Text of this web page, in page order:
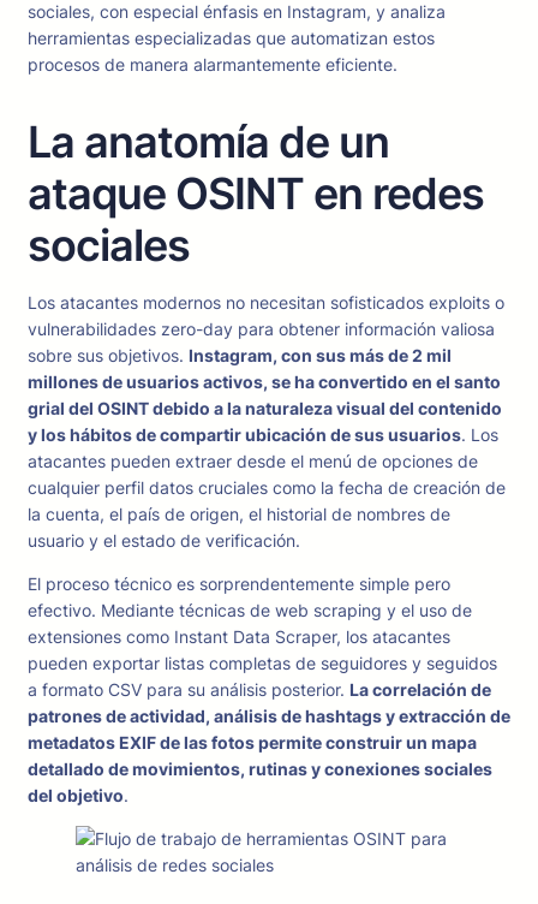
sociales, con especial énfasis en Instagram, y analiza
herramientas especializadas que automatizan estos
procesos de manera alarmantemente eficiente.
La anatomía de un
ataque OSINT en redes
sociales
Los atacantes modernos no necesitan sofisticados exploits o
vulnerabilidades zero-day para obtener información valiosa
sobre sus objetivos. Instagram, con sus más de 2 mil
millones de usuarios activos, se ha convertido en el santo
grial del OSINT debido a la naturaleza visual del contenido
y los hábitos de compartir ubicación de sus usuarios. Los
atacantes pueden extraer desde el menú de opciones de
cualquier perfil datos cruciales como la fecha de creación de
la cuenta, el país de origen, el historial de nombres de
usuario y el estado de verificación.
El proceso técnico es sorprendentemente simple pero
efectivo. Mediante técnicas de web scraping y el uso de
extensiones como Instant Data Scraper, los atacantes
pueden exportar listas completas de seguidores y seguidos
a formato CSV para su análisis posterior. La correlación de
patrones de actividad, análisis de hashtags y extracción de
metadatos EXIF de las fotos permite construir un mapa
detallado de movimientos, rutinas y conexiones sociales
del objetivo.